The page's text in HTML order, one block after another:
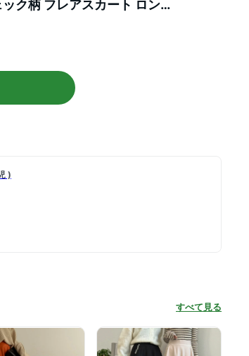
ク柄 フレアスカート ロン
チェック 起毛 低身長
)
すべて見る